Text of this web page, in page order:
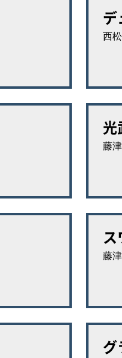
デ
西
光
藤津
藤津
グ